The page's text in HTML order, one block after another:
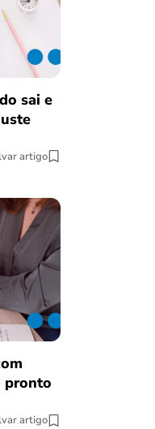
sai e
artigo
pronto
artigo